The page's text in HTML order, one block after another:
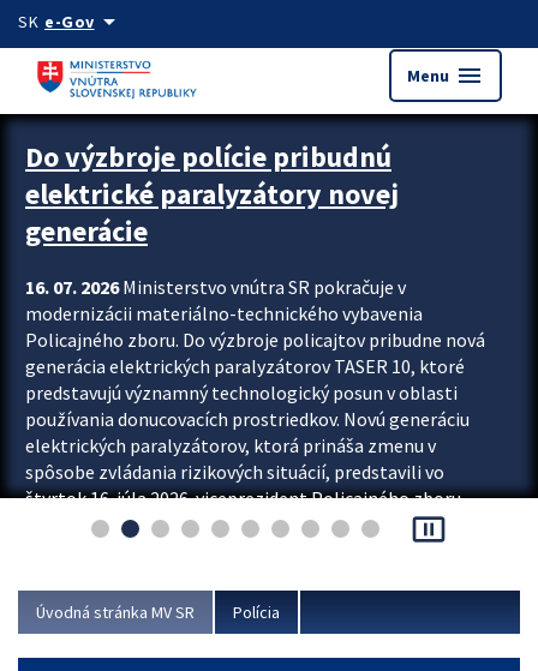
Preskocit na hlavný obsah
SK e-Govarrow_drop_down
Menu menu
Zastavit automatický posun upútavok
Do výzbroje polície pribudnú
elektrické paralyzátory novej
generácie
16. 07. 2026Ministerstvo vnútra SR pokračuje v
modernizácii materiálno-technického vybavenia
Policajného zboru. Do výzbroje policajtov pribudne nová
generácia elektrických paralyzátorov TASER 10, ktoré
predstavujú významný technologický posun v oblasti
používania donucovacích prostriedkov. Novú generáciu
elektrických paralyzátorov, ktorá prináša zmenu v
spôsobe zvládania rizikových situácií, predstavili vo
štvrtok 16. júla 2026 viceprezident Policajného zboru
Rastislav Polakovič a riaditeľ odboru výcviku...
pause_presentation
Úvodná stránka MV SR Polícia